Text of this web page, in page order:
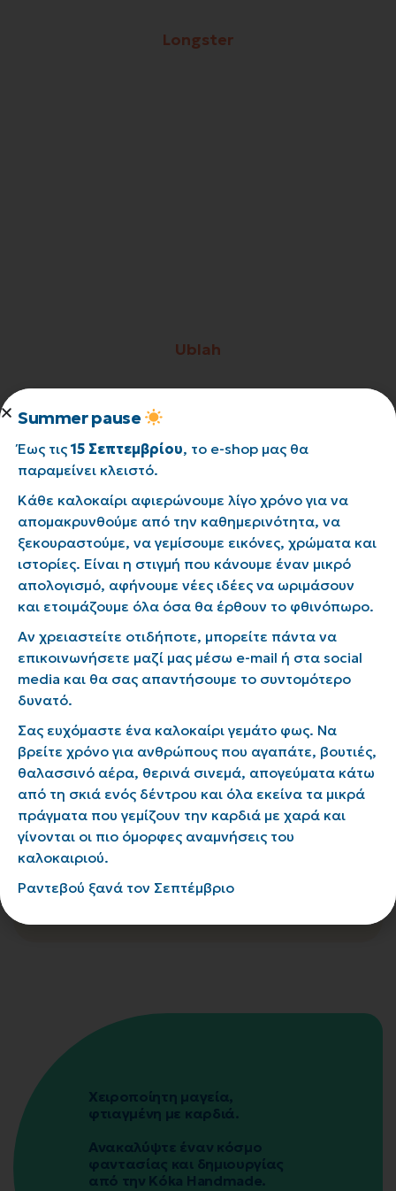
Longster
Ublah
Χειροποίητη μαγεία,
φτιαγμένη με καρδιά.
Ανακαλύψτε έναν κόσμο
φαντασίας και δημιουργίας
από την Kóka Handmade.
Summer pause
Έως τις 15 Σεπτεμβρίου, το e-shop μας θα
παραμείνει κλειστό.
Κάθε καλοκαίρι αφιερώνουμε λίγο χρόνο για να
απομακρυνθούμε από την καθημερινότητα, να
ξεκουραστούμε, να γεμίσουμε εικόνες, χρώματα και
ιστορίες. Είναι η στιγμή που κάνουμε έναν μικρό
απολογισμό, αφήνουμε νέες ιδέες να ωριμάσουν
και ετοιμάζουμε όλα όσα θα έρθουν το φθινόπωρο.
Αν χρειαστείτε οτιδήποτε, μπορείτε πάντα να
επικοινωνήσετε μαζί μας μέσω e-mail ή στα social
media και θα σας απαντήσουμε το συντομότερο
δυνατό.
Σας ευχόμαστε ένα καλοκαίρι γεμάτο φως. Να
βρείτε χρόνο για ανθρώπους που αγαπάτε, βουτιές,
θαλασσινό αέρα, θερινά σινεμά, απογεύματα κάτω
από τη σκιά ενός δέντρου και όλα εκείνα τα μικρά
πράγματα που γεμίζουν την καρδιά με χαρά και
γίνονται οι πιο όμορφες αναμνήσεις του
καλοκαιριού.
Ραντεβού ξανά τον Σεπτέμβριο